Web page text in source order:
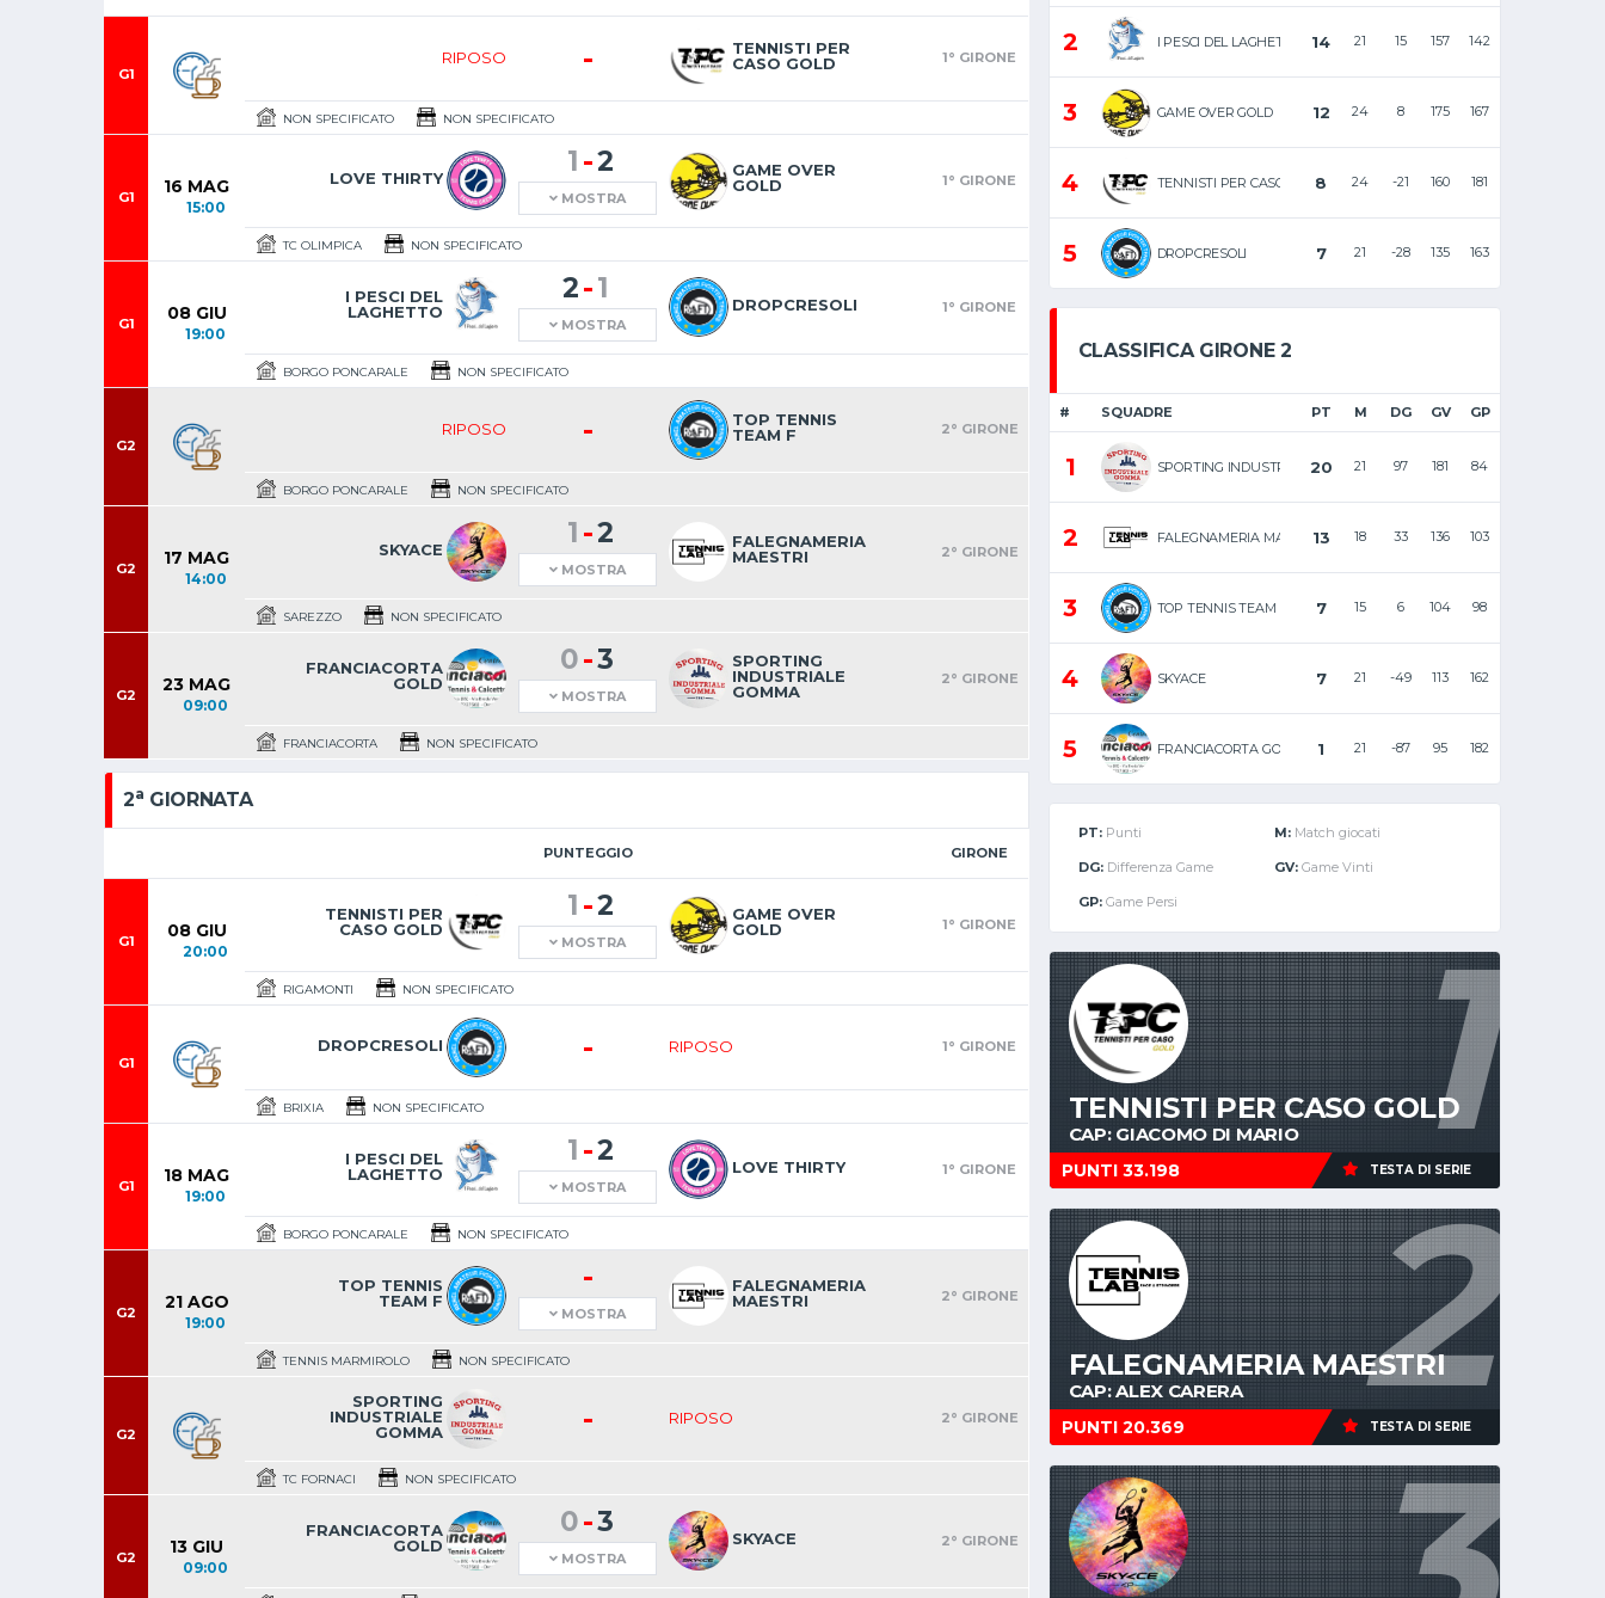
G1
RIPOSO -
TENNISTI PER
CASO GOLD
1° GIRONE
NON SPECIFICATO NON SPECIFICATO
G1 16 MAG
15:00
LOVE THIRTY 1 -2
MOSTRA
GAME OVER
GOLD
1° GIRONE
TC OLIMPICA NON SPECIFICATO
G1 08 GIU
19:00
I PESCI DEL
LAGHETTO
2-1
MOSTRA
DROPCRESOLI 1° GIRONE
BORGO PONCARALE NON SPECIFICATO
G2
RIPOSO -
TOP TENNIS
TEAM F
2° GIRONE
BORGO PONCARALE NON SPECIFICATO
G2 17 MAG
14:00
SKYACE 1 -2
MOSTRA
FALEGNAMERIA
MAESTRI
2° GIRONE
SAREZZO NON SPECIFICATO
G2 23 MAG
09:00
FRANCIACORTA
GOLD
0-3
MOSTRA
SPORTING
INDUSTRIALE
GOMMA
2° GIRONE
FRANCIACORTA NON SPECIFICATO
2a GIORNATA
PUNTEGGIO GIRONE
G1 08 GIU
20:00
TENNISTI PER
CASO GOLD
1 -2
MOSTRA
GAME OVER
GOLD
1° GIRONE
RIGAMONTI NON SPECIFICATO
G1
DROPCRESOLI - RIPOSO 1° GIRONE
BRIXIA NON SPECIFICATO
G1 18 MAG
19:00
I PESCI DEL
LAGHETTO
1 -2
MOSTRA
LOVE THIRTY 1° GIRONE
BORGO PONCARALE NON SPECIFICATO
G2 21 AGO
19:00
TOP TENNIS
TEAM F
-
MOSTRA
FALEGNAMERIA
MAESTRI
2° GIRONE
TENNIS MARMIROLO NON SPECIFICATO
G2
SPORTING
INDUSTRIALE
GOMMA
- RIPOSO 2° GIRONE
TC FORNACI NON SPECIFICATO
G2 13 GIU
09:00
FRANCIACORTA
GOLD
0-3
MOSTRA
SKYACE 2° GIRONE
2 I PESCI DEL LAGHETTO 14 21 15 157 142
3 GAME OVER GOLD 12 24 8 175 167
4 TENNISTI PER CASO GOLD8 24 -21 160 181
5 DROPCRESOLI 7 21 -28 135 163
CLASSIFICA GIRONE 2
# SQUADRE PT M DG GV GP
1 SPORTING INDUSTRIALE GOMMA
20 21 97 181 84
2 FALEGNAMERIA MAESTRI13 18 33 136 103
3 TOP TENNIS TEAM F 7 15 6 104 98
4 SKYACE 7 21 -49 113 162
5 FRANCIACORTA GOLD 1 21 -87 95 182
PT:Punti M: Match giocati
DG:Differenza Game GV: Game Vinti
GP:Game Persi
1
TENNISTI PER CASO GOLD
CAP: GIACOMO DI MARIO
PUNTI 33.198 TESTA DI SERIE
2
FALEGNAMERIA MAESTRI
CAP: ALEX CARERA
PUNTI 20.369 TESTA DI SERIE